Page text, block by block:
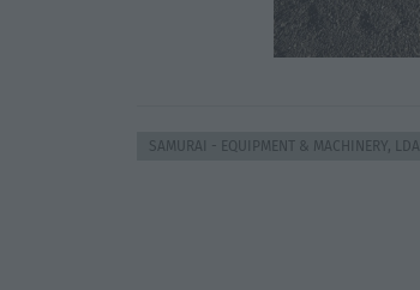
SAMURAI - EQUIPMENT & MACHINERY, LDA.